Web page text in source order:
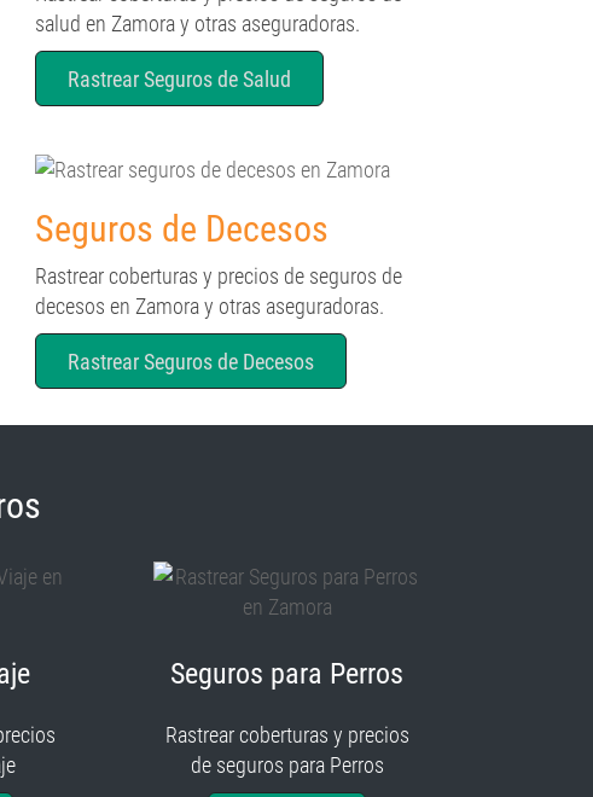
salud en Zamora y otras aseguradoras.
Rastrear Seguros de Salud
Seguros de Decesos
Rastrear coberturas y precios de seguros de
decesos en Zamora y otras aseguradoras.
Rastrear Seguros de Decesos
Seguros para Perros
Rastrear coberturas y precios
de seguros para Perros